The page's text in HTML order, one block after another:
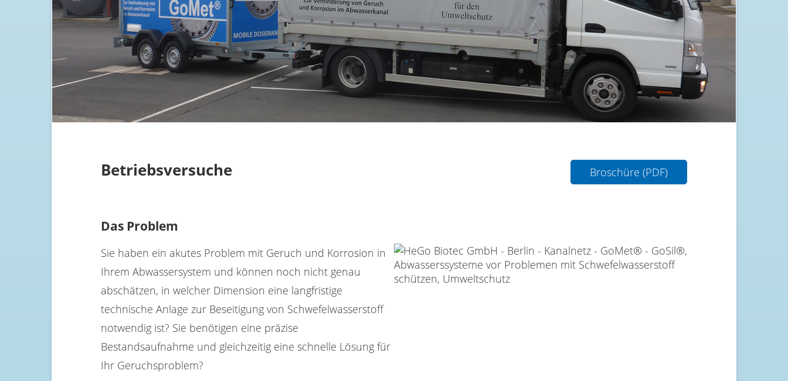
Betriebsversuche Broschüre (PDF)
Das Problem
Sie haben ein akutes Problem mit Geruch und Korrosion in
Ihrem Abwassersystem und können noch nicht genau
abschätzen, in welcher Dimension eine langfristige
technische Anlage zur Beseitigung von Schwefelwasserstoff
notwendig ist? Sie benötigen eine präzise
Bestandsaufnahme und gleichzeitig eine schnelle Lösung für
Ihr Geruchsproblem?